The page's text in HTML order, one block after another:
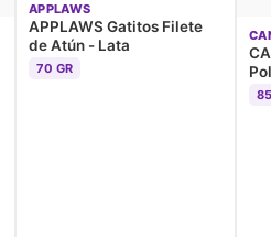
APPLAWS
APPLAWS Gatitos Filete
de Atún - Lata
70 GR